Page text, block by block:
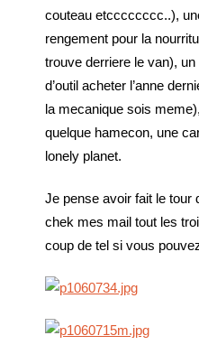
couteau etcccccccc..),
rengement pour la
trouve derriere le van),
d’outil acheter l’anne
la mecanique sois
quelque hamecon, une
lonely planet.
Je pense avoir fait le
chek mes mail tout les
coup de tel si vous